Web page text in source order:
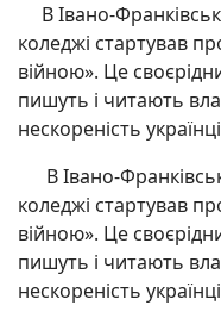
В Івано-
коледжі стартував
війною». Це
пишуть і читають
нескореність
В Івано-
коледжі стартував
війною». Це
пишуть і читають
нескореність